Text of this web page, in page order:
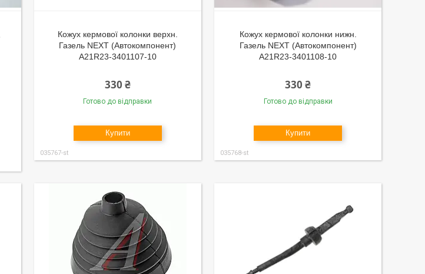
Кожух кермової колонки верхн.
Газель NEXT (Автокомпонент)
А21R23-3401107-10
330 ₴
Готово до відправки
Купити
035767-st
Кожух кермової колонки нижн.
Газель NEXT (Автокомпонент)
А21R23-3401108-10
330 ₴
Готово до відправки
Купити
035768-st